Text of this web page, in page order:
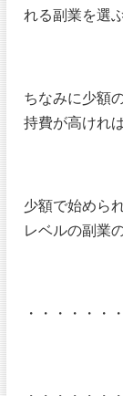
れる副業を選
ちなみに少額
持費が高けれ
少額で始めら
レベルの副業
・・・・・・